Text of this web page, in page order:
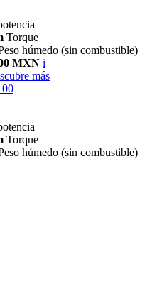
Torque
húmedo (sin combustible)
MXN i
más
Torque
húmedo (sin combustible)